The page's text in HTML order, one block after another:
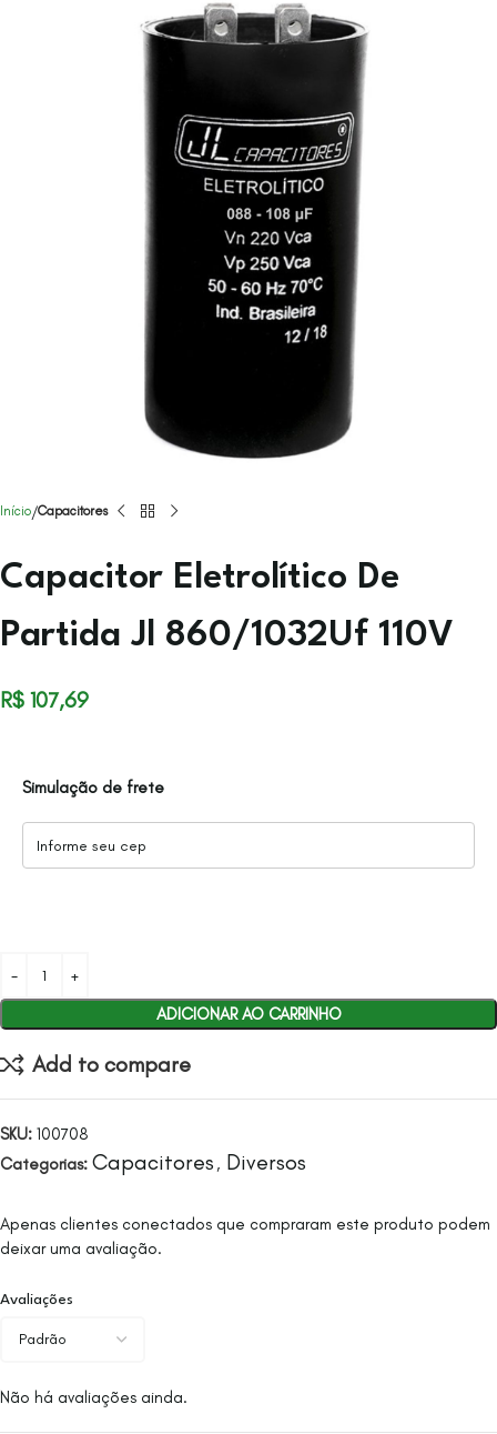
Início Capacitores
Capacitor Eletrolítico De
Partida Jl 860/1032Uf 110V
R$ 107,69
Simulação de frete
ADICIONAR AO CARRINHO
Add to compare
SKU: 100708
Categorias: Capacitores , Diversos
Avaliações
Não há avaliações ainda.
Apenas clientes conectados que compraram este produto podem
deixar uma avaliação.